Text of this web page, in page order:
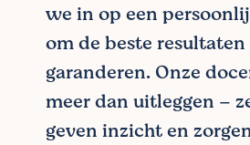
we in op een
om de beste resultaten
garanderen. Onze
meer dan uitleggen –
geven inzicht en